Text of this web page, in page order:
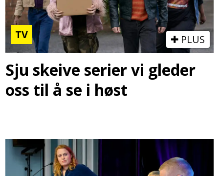
TV PLUS
Sju skeive serier vi gleder
oss til å se i høst